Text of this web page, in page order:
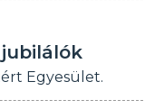
Egyesület.